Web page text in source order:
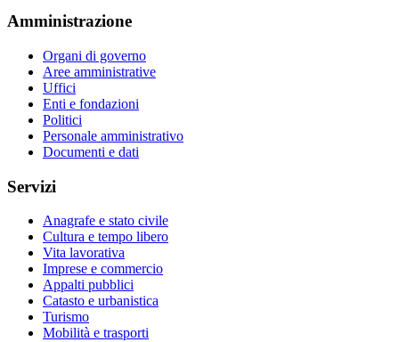
Amministrazione
Organi di governo
Aree amministrative
Uffici
Enti e fondazioni
Politici
Personale amministrativo
Documenti e dati
Servizi
Anagrafe e stato civile
Cultura e tempo libero
Vita lavorativa
Imprese e commercio
Appalti pubblici
Catasto e urbanistica
Turismo
Mobilità e trasporti